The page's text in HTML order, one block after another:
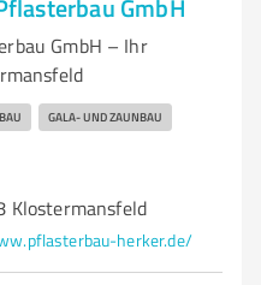
GmbH
GmbH – Ihr
GALA- UND ZAUNBAU
Klostermansfeld
herker.de/